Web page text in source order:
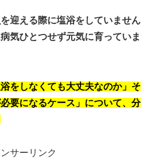
迎える際に塩浴をしていません
気ひとつせず元気に育っていま
をしなくても大丈夫なのか」 そ
必要になるケース」について、分
サーリンク